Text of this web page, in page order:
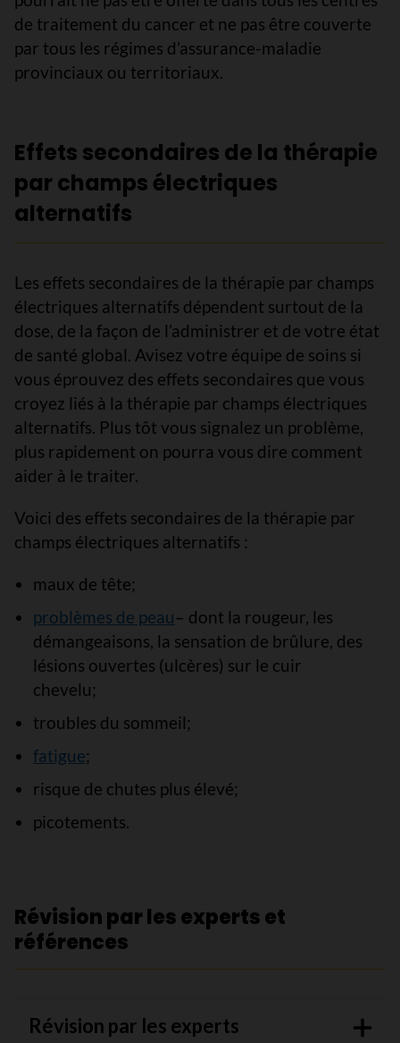
de traitement du cancer et ne pas être couverte
par tous les régimes d’assurance-maladie
provinciaux ou territoriaux.
Effets secondaires de la thérapie
par champs électriques
alternatifs
Les effets secondaires de la thérapie par champs
électriques alternatifs dépendent surtout de la
dose, de la façon de l’administrer et de votre état
de santé global. Avisez votre équipe de soins si
vous éprouvez des effets secondaires que vous
croyez liés à la thérapie par champs électriques
alternatifs. Plus tôt vous signalez un problème,
plus rapidement on pourra vous dire comment
aider à le traiter.
Voici des effets secondaires de la thérapie par
champs électriques alternatifs :
maux de tête;
problèmes de peau– dont la rougeur, les
démangeaisons, la sensation de brûlure, des
lésions ouvertes (ulcères) sur le cuir
chevelu;
troubles du sommeil;
fatigue;
risque de chutes plus élevé;
picotements.
Révision par les experts et
références
Révision par les experts